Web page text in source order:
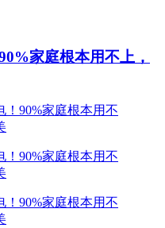
家庭根本用不上，